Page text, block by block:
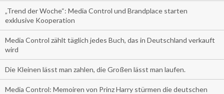
„Trend der Woche“: Media Control und Brandplace starten
exklusive Kooperation
Media Control zählt täglich jedes Buch, das in Deutschland verkauft
wird
Die Kleinen lässt man zahlen, die Großen lässt man laufen.
Media Control: Memoiren von Prinz Harry stürmen die deutschen